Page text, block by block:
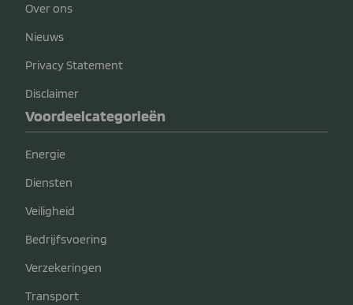
Over ons
Nieuws
Privacy Statement
Disclaimer
Voordeelcategorieën
Energie
Diensten
Veiligheid
Bedrijfsvoering
Verzekeringen
Transport